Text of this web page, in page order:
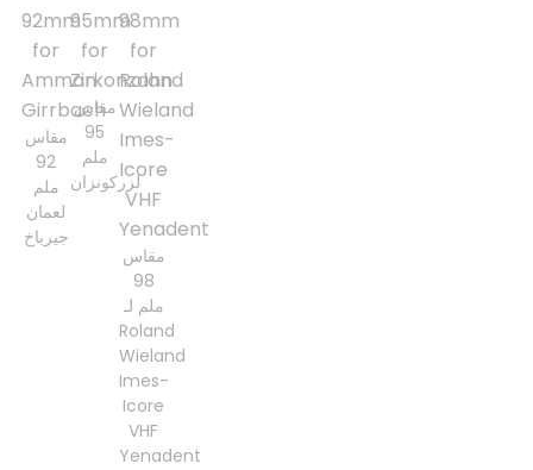
مقاس
92
ملم
لعمان
جيرباخ
مقاس
95
ملم
لزركونزان
مقاس
98
ملم لـ
Roland
Wieland
Imes-
Icore
VHF
Yenadent